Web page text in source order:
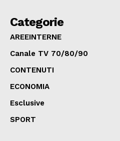
Categorie
AREEINTERNE
Canale TV 70/80/90
CONTENUTI
ECONOMIA
Esclusive
SPORT